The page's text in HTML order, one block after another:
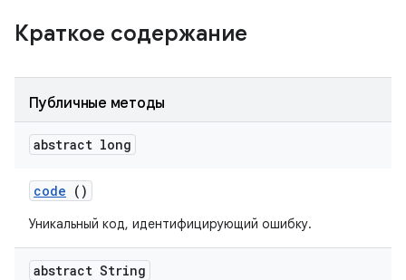
Краткое содержание
Публичные методы
abstract long
code ()
Уникальный код, идентифицирующий ошибку.
abstract String